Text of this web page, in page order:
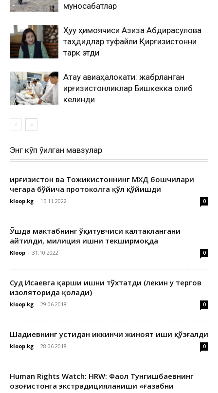
муносабатлар
Ҳуқуқ ҳимоячиси Азиза Абдирасулова
таҳдидлар туфайли Қирғизистонни
тарк этди
Ақтау авиаҳалокати: жабрланган
қирғизистонликлар Бишкекка олиб
келинди
Энг кўп ўқилган мавзулар
Қирғизистон ва Тожикистоннинг МХДҚ бошчилари
чегара бўйича протоколга қўл қўйишди
kloop.kg - 15.11.2022 0
Ўшда мактабнинг ўқитувчиси калтаклангани
айтилди, милиция ишни текширмоқда
Kloop - 31.10.2022 0
Суд Исаевга қарши ишни тўхтатди (лекин у тергов
изоляторида қолади)
kloop.kg - 29.06.2018 0
Шадиевнинг устидан иккинчи жиноят иши қўзғалди
kloop.kg - 28.06.2018 0
Human Rights Watch: HRW: Фаол Тунгишбаевнинг
Қозоғистонга экстрадицияланиши «ғазабни